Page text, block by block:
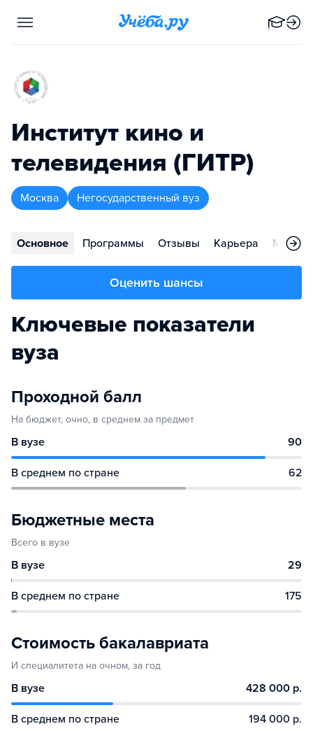
Институт кино и
телевидения (ГИТР)
Москва Негосударственный вуз
Основное Программы Отзывы Карьера
Оценить шансы
Ключевые показатели
вуза
Проходной балл
На бюджет, очно, в среднем за предмет
В вузе 90
В среднем по стране 62
Бюджетные места
Всего в вузе
В вузе 29
В среднем по стране 175
Стоимость бакалавриата
И специалитета на очном, за год
В вузе 428 000 р.
В среднем по стране 194 000 р.